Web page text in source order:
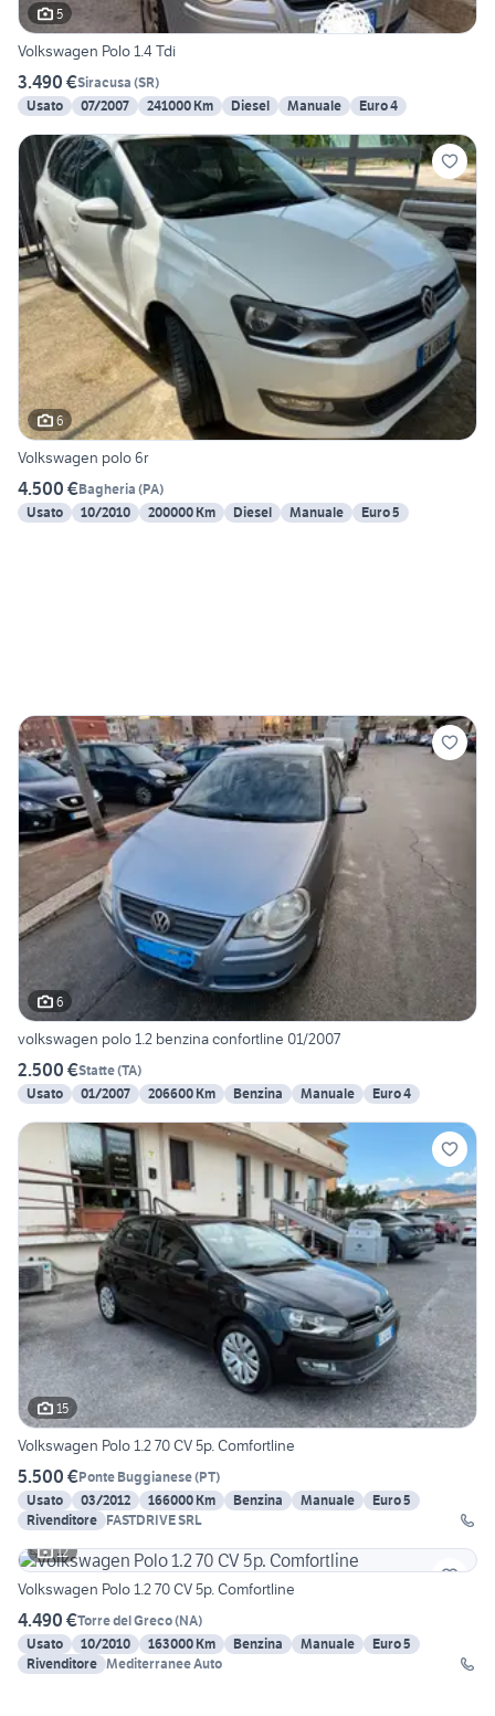
5
Volkswagen Polo 1.4 Tdi
3.490 €Siracusa (SR)
Usato
07/2007 241000 Km Diesel Manuale Euro 4
6
Volkswagen polo 6r
4.500 €Bagheria (PA)
Usato
10/2010 200000 Km Diesel Manuale Euro 5
6
volkswagen polo 1.2 benzina confortline 01/2007
2.500 €Statte(TA)
Usato
01/2007 206600 Km Benzina Manuale Euro 4
15
Volkswagen Polo 1.2 70 CV 5p. Comfortline
5.500 €Ponte Buggianese(PT)
Usato
03/2012 166000 Km Benzina Manuale
Euro 5
Rivenditore FASTDRIVE SRL
12
Volkswagen Polo 1.2 70 CV 5p. Comfortline
4.490 €Torre del Greco(NA)
Usato
10/2010 163000 Km Benzina Manuale
Euro 5
Rivenditore Mediterranee Auto